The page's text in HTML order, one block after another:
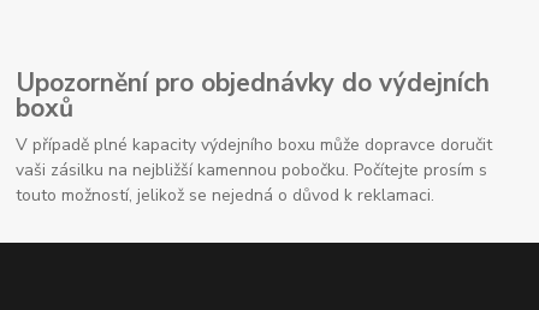
Upozornění pro objednávky do výdejních
boxů
V případě plné kapacity výdejního boxu může dopravce doručit
vaši zásilku na nejbližší kamennou pobočku. Počítejte prosím s
touto možností, jelikož se nejedná o důvod k reklamaci.